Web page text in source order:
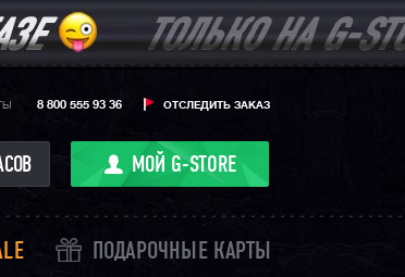
ОТСЛЕДИТЬ ЗАКАЗ
8 800 555 93 36
МОЙ G-STORE
ПОДАРОЧНЫЕ КАРТЫ